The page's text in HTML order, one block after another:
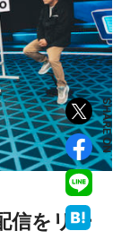
信をリー
SHARE ON